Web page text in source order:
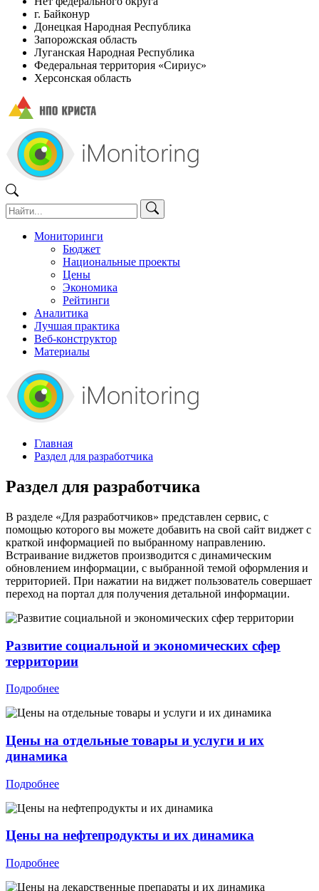
г. Байконур
Донецкая Народная Республика
Запорожская область
Луганская Народная Республика
Федеральная территория «Сириус»
Херсонская область
Мониторинги
Бюджет
Национальные проекты
Цены
Экономика
Рейтинги
Аналитика
Лучшая практика
Веб-конструктор
Материалы
Главная
Раздел для разработчика
Раздел для разработчика
В разделе «Для разработчиков» представлен сервис, с
помощью которого вы можете добавить на свой сайт виджет с
краткой информацией по выбранному направлению.
Встраивание виджетов производится с динамическим
обновлением информации, с выбранной темой оформления и
территорией. При нажатии на виджет пользователь совершает
переход на портал для получения детальной информации.
Развитие социальной и экономических сфер
территории
Подробнее
Цены на отдельные товары и услуги и их
динамика
Подробнее
Цены на нефтепродукты и их динамика
Подробнее